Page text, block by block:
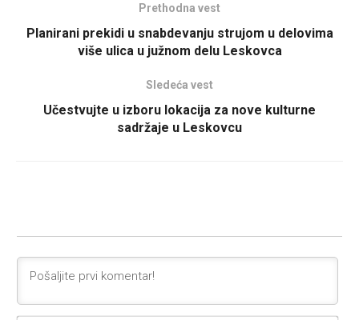
Prethodna vest
Planirani prekidi u snabdevanju strujom u delovima
više ulica u južnom delu Leskovca
Sledeća vest
Učestvujte u izboru lokacija za nove kulturne
sadržaje u Leskovcu